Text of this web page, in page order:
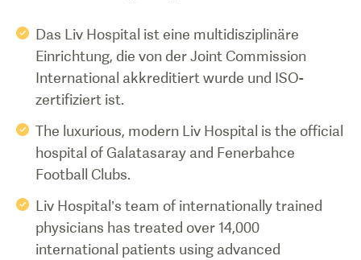
Das Liv Hospital ist eine multidisziplinäre
Einrichtung, die von der Joint Commission
International akkreditiert wurde und ISO-
zertifiziert ist.
The luxurious, modern Liv Hospital is the official
hospital of Galatasaray and Fenerbahce
Football Clubs.
Liv Hospital’s team of internationally trained
physicians has treated over 14,000
international patients using advanced